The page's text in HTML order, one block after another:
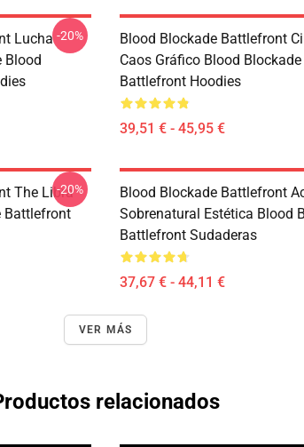
Lucha
Blood
-20%
Blood Blockade Battlefront
Caos Gráfico Blood Blockade
Battlefront Hoodies
39,51 € - 45,95 €
The Libra
Battlefront
-20%
Blood Blockade Battlefront
Sobrenatural Estética Blood
Battlefront Sudaderas
37,67 € - 44,11 €
VER MÁS
relacionados